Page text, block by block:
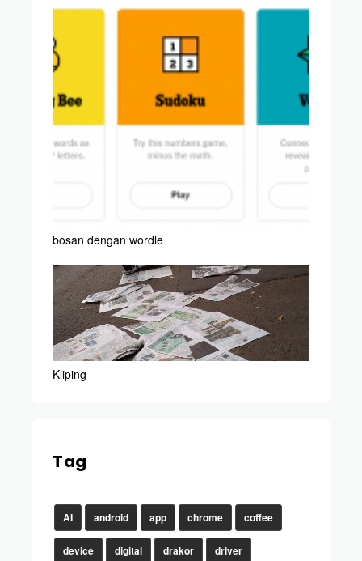
bosan dengan wordle
Kliping
Tag
AI android app chrome coffee
device digital drakor driver